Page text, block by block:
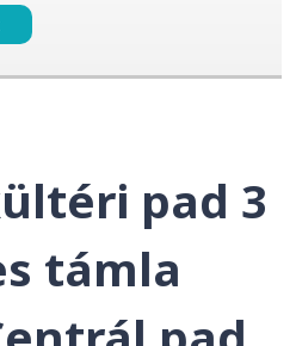
pad 3
támla